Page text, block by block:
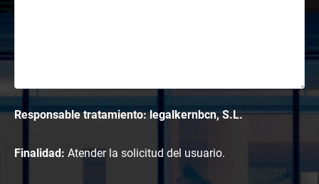
Responsable tratamiento: legalkernbcn, S.L.
Finalidad: Atender la solicitud del usuario.